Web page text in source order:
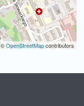
©OpenStreetMapcontributors